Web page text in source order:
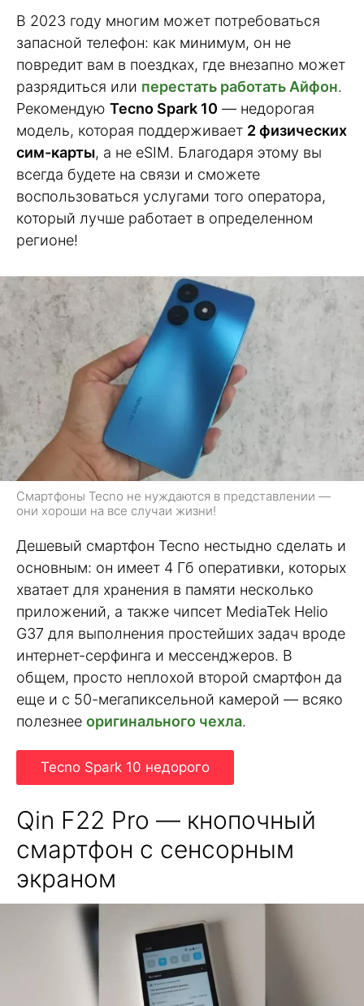
В 2023 году многим может потребоваться
запасной телефон: как минимум, он не
повредит вам в поездках, где внезапно может
разрядиться или перестать работать Айфон.
Рекомендую Tecno Spark 10 — недорогая
модель, которая поддерживает 2 физических
сим-карты, а не eSIM. Благодаря этому вы
всегда будете на связи и сможете
воспользоваться услугами того оператора,
который лучше работает в определенном
регионе!
Смартфоны Tecno не нуждаются в представлении —
они хороши на все случаи жизни!
Дешевый смартфон Tecno нестыдно сделать и
основным: он имеет 4 Гб оперативки, которых
хватает для хранения в памяти несколько
приложений, а также чипсет MediaTek Helio
G37 для выполнения простейших задач вроде
интернет-серфинга и мессенджеров. В
общем, просто неплохой второй смартфон да
еще и с 50-мегапиксельной камерой — всяко
полезнее оригинального чехла.
Tecno Spark 10 недорого
Qin F22 Pro — кнопочный
смартфон с сенсорным
экраном